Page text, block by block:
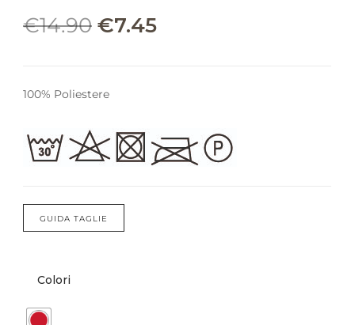
Sitemap
Meetups
€14.90 €7.45
100% Poliestere
GUIDA TAGLIE
Colori